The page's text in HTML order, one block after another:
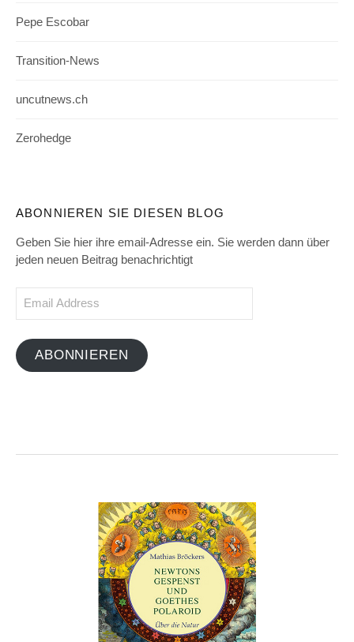
Pepe Escobar
Transition-News
uncutnews.ch
Zerohedge
ABONNIEREN SIE DIESEN BLOG
Geben Sie hier ihre email-Adresse ein. Sie werden dann über
jeden neuen Beitrag benachrichtigt
ABONNIEREN